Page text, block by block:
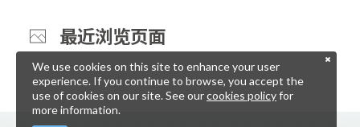
最近浏览页面
We use cookies on this site to enhance your user
experience. If you continue to browse, you accept the
use of cookies on our site. See ourcookies policyfor
more information.